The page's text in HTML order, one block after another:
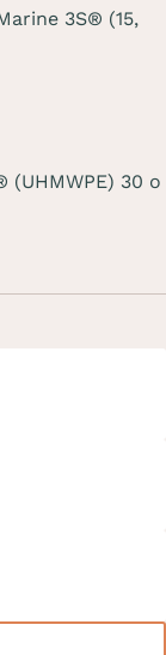
3S® (15,
(UHMWPE) 30 o